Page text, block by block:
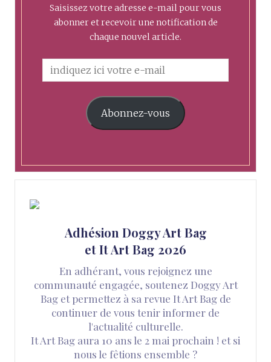
Saisissez votre adresse e-mail pour vous
abonner et recevoir une notification de
chaque nouvel article.
Abonnez-vous
Adhésion Doggy Art Bag
et It Art Bag 2026
En adhérant, vous rejoignez une
communauté engagée, soutenez Doggy Art
Bag et permettez à sa revue It Art Bag de
continuer de vous tenir informer de
l'actualité culturelle.
It Art Bag aura 10 ans le 2 mai prochain ! et si
nous le fêtions ensemble ?